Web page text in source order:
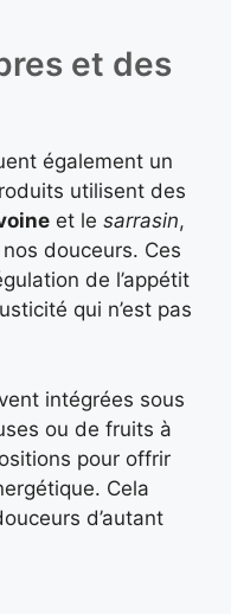
et des
également un
utilisent des
et le sarrasin,
douceurs. Ces
de l’appétit
qui n’est pas
intégrées sous
ou de fruits à
pour offrir
Cela
d’autant